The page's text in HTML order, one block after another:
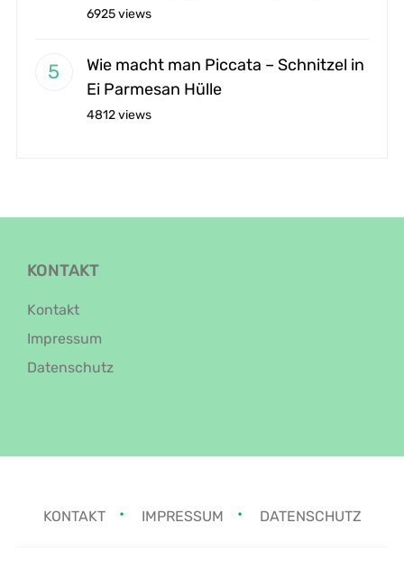
6925 views
Wie macht man Piccata – Schnitzel in
Ei Parmesan Hülle
4812 views
KONTAKT
Kontakt
Impressum
Datenschutz
KONTAKT IMPRESSUM DATENSCHUTZ